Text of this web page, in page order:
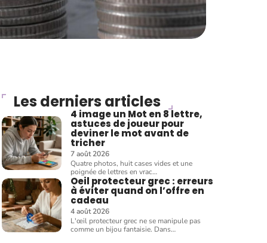
Les derniers articles
4 image un Mot en 8 lettre,
astuces de joueur pour
deviner le mot avant de
tricher
7 août 2026
Quatre photos, huit cases vides et une
poignée de lettres en vrac…
Oeil protecteur grec : erreurs
à éviter quand on l’offre en
cadeau
4 août 2026
L'œil protecteur grec ne se manipule pas
comme un bijou fantaisie. Dans…